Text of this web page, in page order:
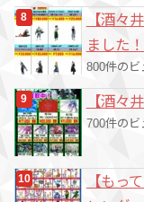
【酒々
ました
800件のビ
【酒々
700件のビ
【もっ